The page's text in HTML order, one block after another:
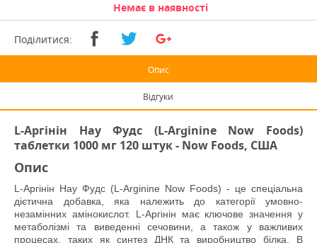
Немає в наявності
Поділитися:
Опис
Відгуки
L-Аргінін Нау Фудс (L-Arginine Now Foods)
таблетки 1000 мг 120 штук - Now Foods, США
Опис
L-Аргінін Нау Фудс (L-Arginine Now Foods) - це спеціальна
дієтична добавка, яка належить до категорії умовно-
незамінних амінокислот. L-Аргінін має ключове значення у
метаболізмі та виведенні сечовини, а також у важливих
процесах, таких як синтез ДНК та виробництво білка. В